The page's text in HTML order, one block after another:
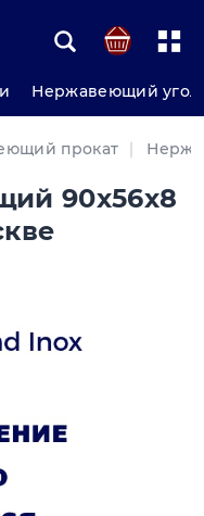
Нержавеющий
прокат
90х56х8